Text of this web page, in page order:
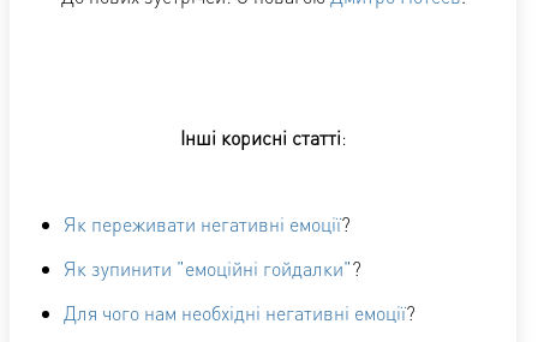
Інші корисні статті:
Як переживати негативні емоції?
Як зупинити "емоційні гойдалки"?
Для чого нам необхідні негативні емоції?